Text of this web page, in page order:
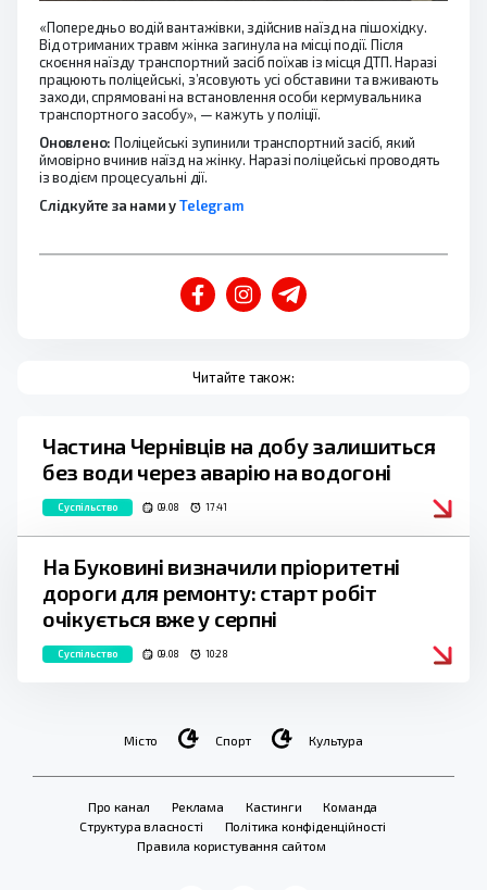
«Попередньо водій вантажівки, здійснив наїзд на пішохідку.
Від отриманих травм жінка загинула на місці події. Після
скоєння наїзду транспортний засіб поїхав із місця ДТП. Наразі
працюють поліцейські, з’ясовують усі обставини та вживають
заходи, спрямовані на встановлення особи кермувальника
транспортного засобу», — кажуть у поліції.
Оновлено:Поліцейські зупинили транспортний засіб, який
ймовірно вчинив наїзд на жінку. Наразі поліцейські проводять
із водієм процесуальні дії.
Слідкуйте за нами уTelegram
Читайте також:
Частина Чернівців на добу залишиться
без води через аварію на водогоні
Суспільство 09.08 17:41
На Буковині визначили пріоритетні
дороги для ремонту: старт робіт
очікується вже у серпні
Суспільство 09.08 10:28
Місто Спорт Культура
Про канал Реклама Кастинги
Команда
Структура власності
Політика конфіденційності
Правила користування сайтом